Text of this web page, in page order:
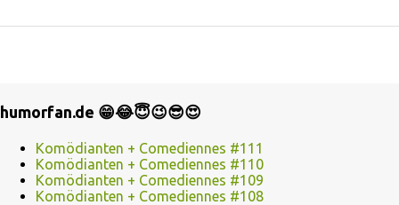
humorfan.de 😁😂😇😉😎😍
Komödianten + Comediennes #111
Komödianten + Comediennes #110
Komödianten + Comediennes #109
Komödianten + Comediennes #108